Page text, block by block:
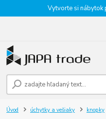
Vytvorte si nábytok
Úvod úchytky a vešiaky knopky